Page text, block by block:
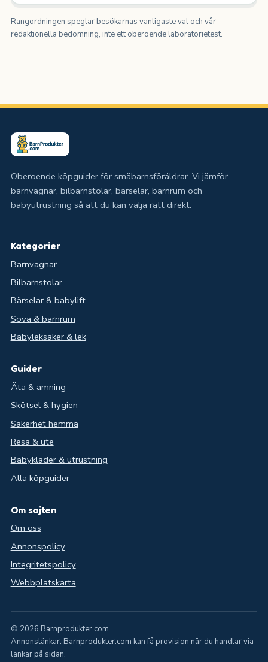
Rangordningen speglar besökarnas vanligaste val och vår
redaktionella bedömning, inte ett oberoende laboratorietest.
Oberoende köpguider för småbarnsföräldrar. Vi jämför
barnvagnar, bilbarnstolar, bärselar, barnrum och
babyutrustning så att du kan välja rätt direkt.
Kategorier
Barnvagnar
Bilbarnstolar
Bärselar & babylift
Sova & barnrum
Babyleksaker & lek
Guider
Äta & amning
Skötsel & hygien
Säkerhet hemma
Resa & ute
Babykläder & utrustning
Alla köpguider
Om sajten
Om oss
Annonspolicy
Integritetspolicy
Webbplatskarta
© 2026 Barnprodukter.com
Annonslänkar: Barnprodukter.com kan få provision när du handlar via
länkar på sidan.